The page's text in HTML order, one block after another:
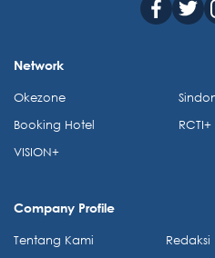
Network
Okezone
Booking Hotel
VISION+
RCTI+
Company Profile
Tentang Kami
Redaksi